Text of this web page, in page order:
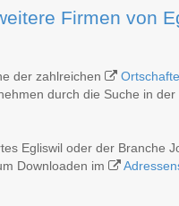
Firmen von
der zahlreichen
durch die Suche in
Egliswil oder der Branche
Downloaden im